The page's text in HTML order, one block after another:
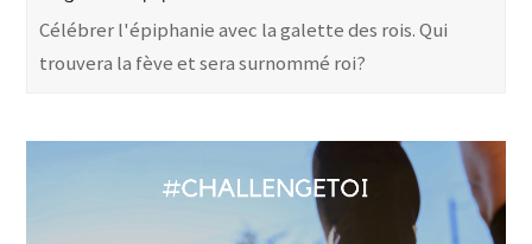
Célébrer l'épiphanie avec la galette des rois. Qui
trouvera la fève et sera surnommé roi?